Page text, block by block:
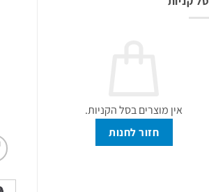
אין מוצרים בסל הקניות.
חזור לחנות